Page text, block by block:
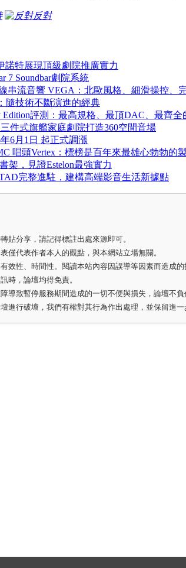
反對
諾特展現頂級劇院推廣實力
7 Soundbar劇院系統
串流音響 VEGA：北歐風格、細滑操控、
隨技術不斷演進的經典
Edition評測：最高規格、最頂DAC、最齊
件式旗艦家庭劇院打造360空間音場
6月1日 起正式調漲
唱頭Vertex：標榜是百年來最雄心勃勃的
架，見證Estelon最強實力
完整進駐，建構高端影音生活新據點
貼分享，請記得標註出處來源即可。
僅代表作者本人的觀點，與本網站立場無關。
效性、時間性。閱讀本站內容因誤導等因素而造成的
時，論壇均得免責。
導致暫停服務期間造成的一切不便與損失，論壇不負
進行破壞，我們有權對其行為作出處理，並保留進一